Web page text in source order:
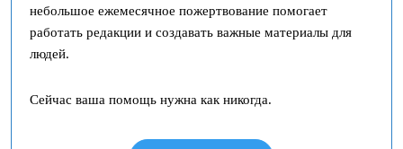
небольшое ежемесячное пожертвование помогает
работать редакции и создавать важные материалы для
людей.
Сейчас ваша помощь нужна как никогда.